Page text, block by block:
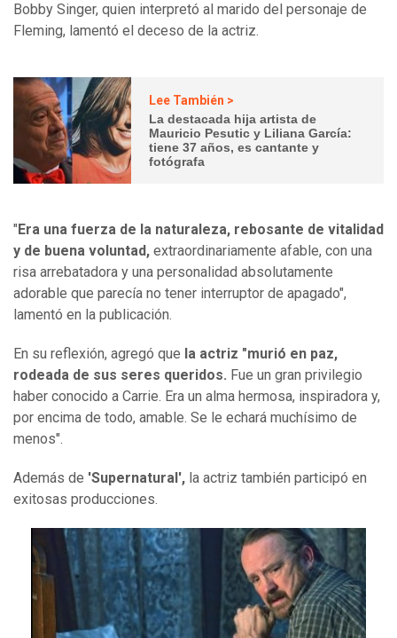
Bobby Singer, quien interpretó al marido del personaje de
Fleming, lamentó el deceso de la actriz.
Lee También >
La destacada hija artista de
Mauricio Pesutic y Liliana García:
tiene 37 años, es cantante y
fotógrafa
" Era una fuerza de la naturaleza, rebosante de vitalidad
y de buena voluntad, extraordinariamente afable, con una
risa arrebatadora y una personalidad absolutamente
adorable que parecía no tener interruptor de apagado",
lamentó en la publicación.
En su reflexión, agregó que la actriz "murió en paz,
rodeada de sus seres queridos. Fue un gran privilegio
haber conocido a Carrie. Era un alma hermosa, inspiradora y,
por encima de todo, amable. Se le echará muchísimo de
menos".
Además de 'Supernatural', la actriz también participó en
exitosas producciones.